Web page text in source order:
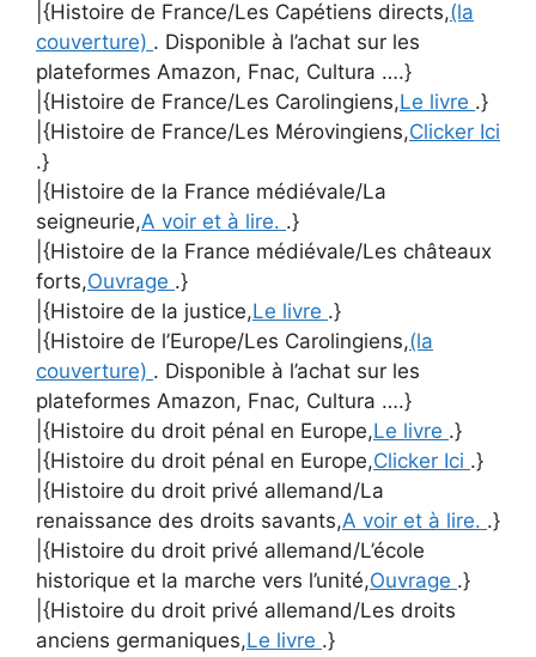
|{Histoire de France/Les Capétiens directs,(la
couverture) . Disponible à l’achat sur les
plateformes Amazon, Fnac, Cultura ….}
|{Histoire de France/Les Carolingiens,Le livre .}
|{Histoire de France/Les Mérovingiens,Clicker Ici
.}
|{Histoire de la France médiévale/La
seigneurie,A voir et à lire. .}
|{Histoire de la France médiévale/Les châteaux
forts,Ouvrage .}
|{Histoire de la justice,Le livre .}
|{Histoire de l’Europe/Les Carolingiens,(la
couverture) . Disponible à l’achat sur les
plateformes Amazon, Fnac, Cultura ….}
|{Histoire du droit pénal en Europe,Le livre .}
|{Histoire du droit pénal en Europe,Clicker Ici .}
|{Histoire du droit privé allemand/La
renaissance des droits savants,A voir et à lire. .}
|{Histoire du droit privé allemand/L’école
historique et la marche vers l’unité,Ouvrage .}
|{Histoire du droit privé allemand/Les droits
anciens germaniques,Le livre .}